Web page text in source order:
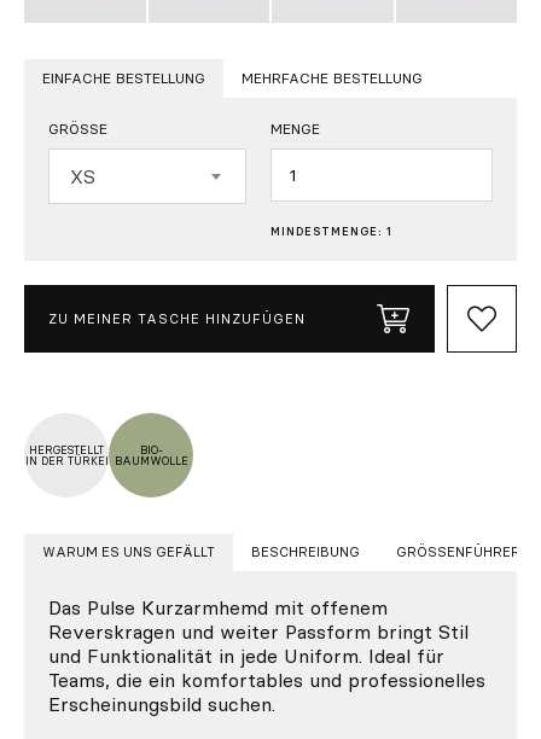
EINFACHE BESTELLUNG MEHRFACHE BESTELLUNG
GRÖSSE
XS
MENGE
MINDESTMENGE: 1
ZU MEINER TASCHE HINZUFÜGEN
HERGESTELLT
IN DER TÜRKEI
BIO-
BAUMWOLLE
WARUM ES UNS GEFÄLLT BESCHREIBUNG GRÖSSENFÜHRER
Das Pulse Kurzarmhemd mit offenem
Reverskragen und weiter Passform bringt Stil
und Funktionalität in jede Uniform. Ideal für
Teams, die ein komfortables und professionelles
Erscheinungsbild suchen.